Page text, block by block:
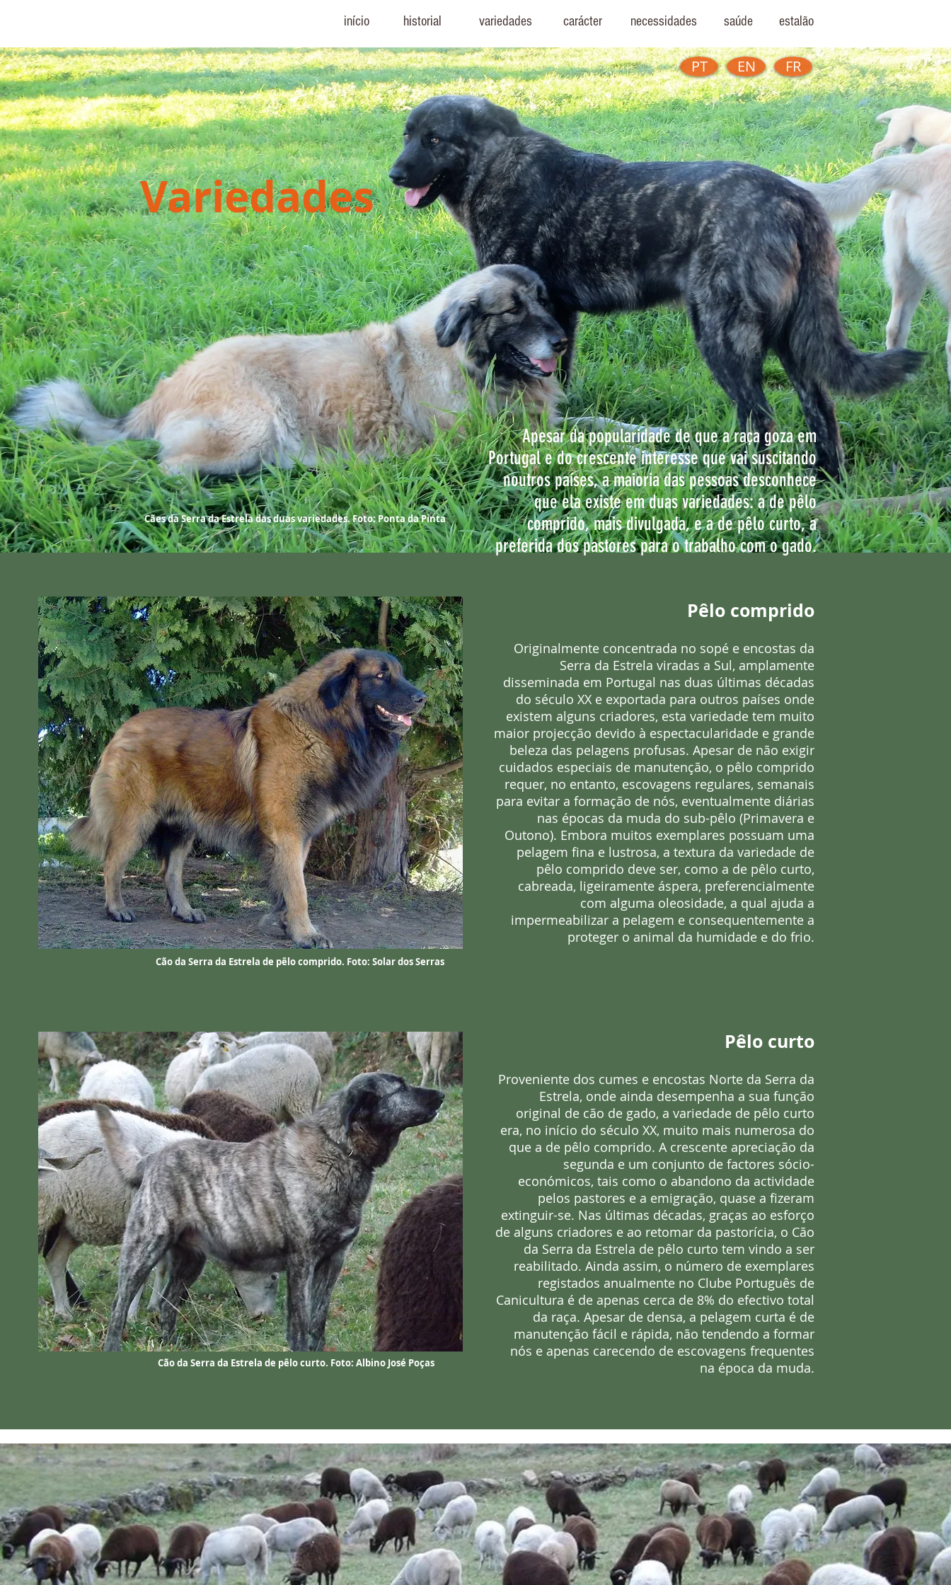
início historial variedades carácter saúde estalão
necessidades
PT EN FR
Variedades
Cães da Serra da Estrela das duas variedades. Foto: Ponta da Pinta
Apesar da popularidade de que a raça goza em
Portugal e do crescente interesse que vai suscitando
noutros países, a maioria das pessoas desconhece
que ela existe em duas variedades: a de pêlo
comprido, mais divulgada, e a de pêlo curto, a
preferida dos pastores para o trabalho com o gado.
Pêlo comprido
Originalmente concentrada no sopé e encostas da
Serra da Estrela viradas a Sul, amplamente
disseminada em Portugal nas duas últimas décadas
do século XX e exportada para outros países onde
existem alguns criadores, esta variedade tem muito
maior projecção devido à espectacularidade e grande
beleza das pelagens profusas. Apesar de não exigir
cuidados especiais de manutenção, o pêlo comprido
requer, no entanto, escovagens regulares, semanais
para evitar a formação de nós, eventualmente diárias
nas épocas da muda do sub-pêlo (Primavera e
Outono). Embora muitos exemplares possuam uma
pelagem fina e lustrosa, a textura da variedade de
pêlo comprido deve ser, como a de pêlo curto,
cabreada, ligeiramente áspera, preferencialmente
com alguma oleosidade, a qual ajuda a
impermeabilizar a pelagem e consequentemente a
proteger o animal da humidade e do frio.
Pêlo curto
Proveniente dos cumes e encostas Norte da Serra da
Estrela, onde ainda desempenha a sua função
original de cão de gado, a variedade de pêlo curto
era, no início do século XX, muito mais numerosa do
que a de pêlo comprido. A crescente apreciação da
segunda e um conjunto de factores sócio-
económicos, tais como o abandono da actividade
pelos pastores e a emigração, quase a fizeram
extinguir-se. Nas últimas décadas, graças ao esforço
de alguns criadores e ao retomar da pastorícia, o Cão
da Serra da Estrela de pêlo curto tem vindo a ser
reabilitado. Ainda assim, o número de exemplares
registados anualmente no Clube Português de
Canicultura é de apenas cerca de 8% do efectivo total
da raça. Apesar de densa, a pelagem curta é de
manutenção fácil e rápida, não tendendo a formar
nós e apenas carecendo de escovagens frequentes
na época da muda.
Cão da Serra da Estrela de pêlo comprido. Foto: Solar dos Serras
Cão da Serra da Estrela de pêlo curto. Foto: Albino José Poças